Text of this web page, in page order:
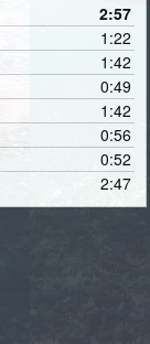
2:57
1:22
1:42
0:49
1:42
0:56
0:52
2:47